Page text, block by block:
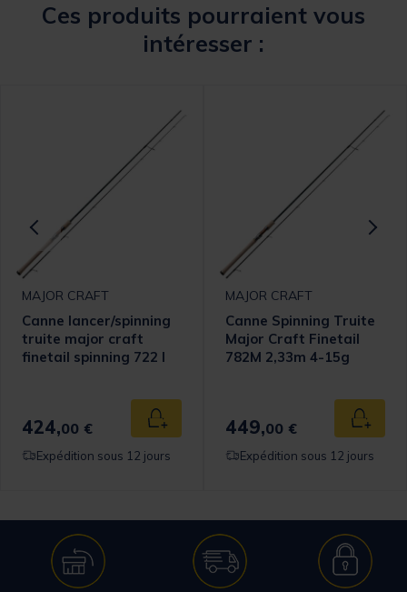
Ces produits pourraient vous
intéresser :
panier
MAJOR CRAFT
Canne lancer/spinning
truite major craft
finetail spinning 722 l
424,00 € Ajouter au panier
Expédition sous 12 jours
MAJOR CRAFT
Canne Spinning Truite
Major Craft Finetail
782M 2,33m 4-15g
449,00 €
Expédition sous 12 jours